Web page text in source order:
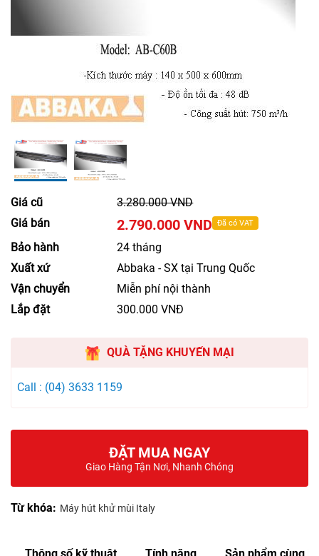
Giá cũ
3.280.000 VND
Giá bán
2.790.000 VND Đã có VAT
Bảo hành
24 tháng
Xuất xứ
Abbaka - SX tại Trung Quốc
Vận chuyển
Miễn phí nội thành
Lắp đặt
300.000 VNĐ
QUÀ TẶNG KHUYẾN MẠI
Call : (04) 3633 1159
ĐẶT MUA NGAY
Giao Hàng Tận Nơi, Nhanh Chóng
Từ khóa: Máy hút khử mùi Italy